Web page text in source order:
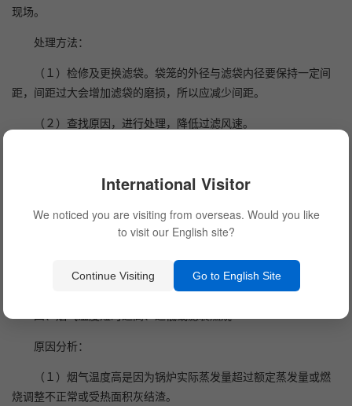
现场。
处理方法：
（１）检修及更换滤袋。袋笼的外径与滤袋内径要保持一定间
距，间距过大会增加滤袋的磨损，所以应减少间距。
（２）查找原因，进行处理，降低过滤风速。
（４）降低清灰力度。
（５）进行合理改造，防止漏气。
０度，对于烟气湿度较大、粉尘较黏的场所，在除尘器的灰斗处安
装振动器，可防灰斗结灰，尤其适用于南方潮湿天气。
四、烟气温度短时过高、过低或滤袋燃烧
原因分析：
（１）烟气温度高是因为锅炉实际蒸发量超过额定蒸发量或燃
烧调整不正常或受热面积灰结渣。
International Visitor
We noticed you are visiting from overseas. Would you like
to visit our English site?
Continue Visiting Go to English Site